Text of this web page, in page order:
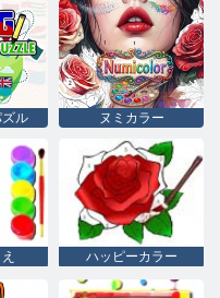
ズル ヌミカラー
ハッピーカラー